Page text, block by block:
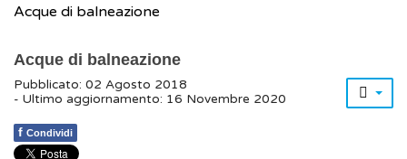
Acque di balneazione
Acque di balneazione
Pubblicato: 02 Agosto 2018
- Ultimo aggiornamento: 16 Novembre 2020
f Condividi